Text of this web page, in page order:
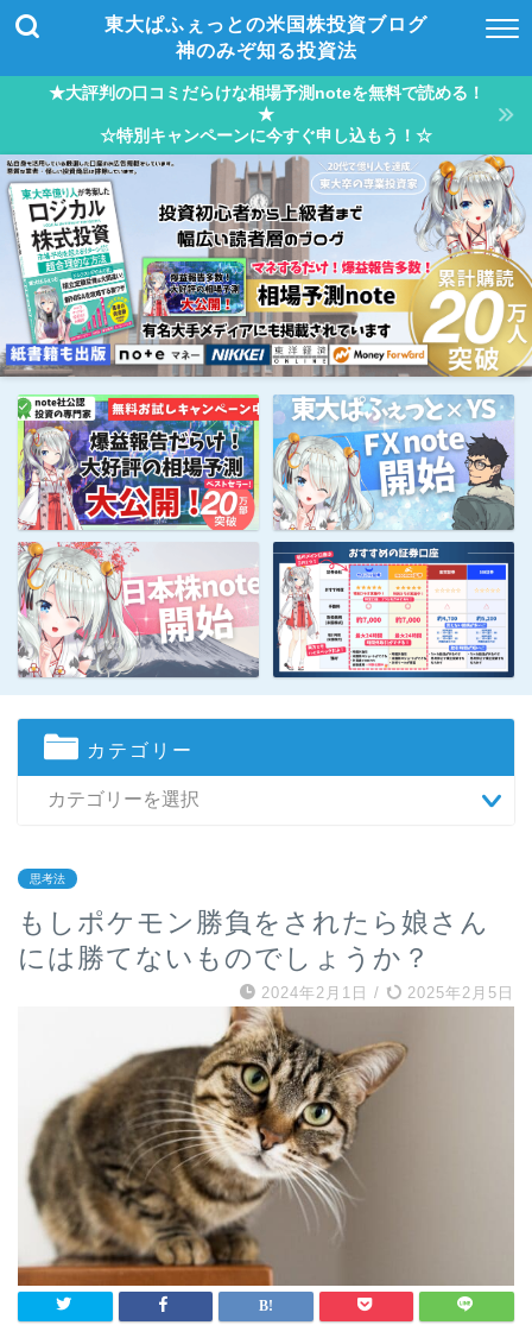
東大ぱふぇっとの米国株投資ブログ
神のみぞ知る投資法
★大評判の口コミだらけな相場予測noteを無料で読める！
★
☆特別キャンペーンに今すぐ申し込もう！☆
カテゴリー
思考法
もしポケモン勝負をされたら娘さん
には勝てないものでしょうか？
2024年2月1日 / 2025年2月5日